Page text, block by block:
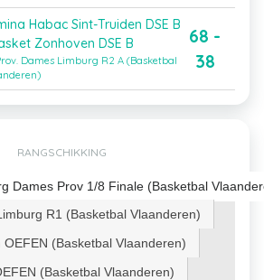
Habac Sint-Truiden DSE B
Zonhoven DSE B
Dames Limburg R2 A (Basketbal
68 -
38
RANGSCHIKKING
Dames Prov 1/8 Finale (Basketbal
R1 (Basketbal Vlaanderen)
(Basketbal Vlaanderen)
(Basketbal Vlaanderen)